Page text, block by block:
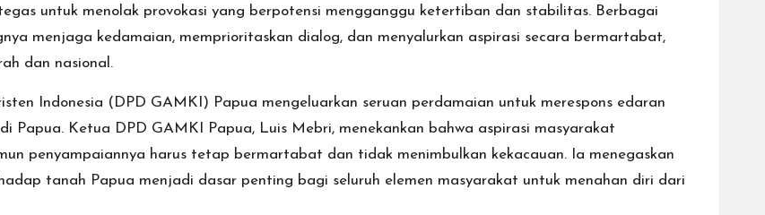
untuk menolak provokasi yang berpotensi mengganggu ketertiban dan stabilitas. Berbagai
menjaga kedamaian, memprioritaskan dialog, dan menyalurkan aspirasi secara bermartabat,
dan nasional.
Indonesia (DPD GAMKI) Papua mengeluarkan seruan perdamaian untuk merespons edaran
Papua. Ketua DPD GAMKI Papua, Luis Mebri, menekankan bahwa aspirasi masyarakat
penyampaiannya harus tetap bermartabat dan tidak menimbulkan kekacauan. Ia menegaskan
tanah Papua menjadi dasar penting bagi seluruh elemen masyarakat untuk menahan diri dari